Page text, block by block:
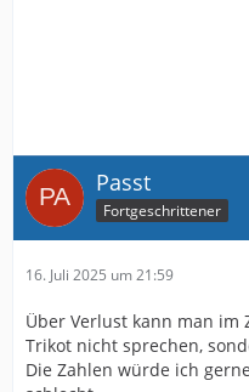
Passt
Fortgeschrittener
16. Juli 2025 um 21:59
Über Verlust kann man im
Trikot nicht sprechen,
Die Zahlen würde ich